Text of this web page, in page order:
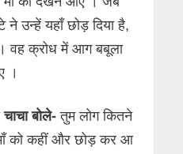
उन्हें यहाँ छोड़ दिया है,
वह क्रोध में आग बबूला
।
चाचा बोले- तुम लोग कितने
को कहीं और छोड़ कर आ